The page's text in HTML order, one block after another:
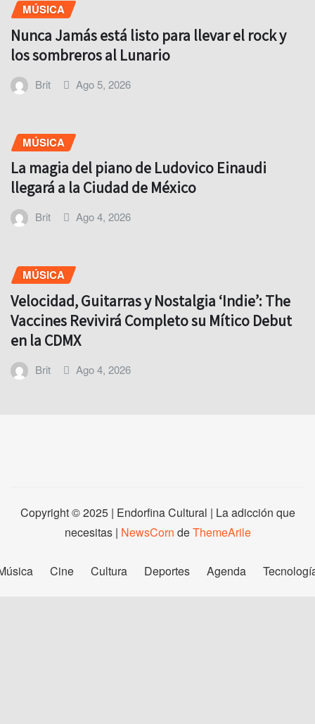
MÚSICA
Nunca Jamás está listo para llevar el rock y
los sombreros al Lunario
Brit Ago 5, 2026
MÚSICA
La magia del piano de Ludovico Einaudi
llegará a la Ciudad de México
Brit Ago 4, 2026
MÚSICA
Velocidad, Guitarras y Nostalgia ‘Indie’: The
Vaccines Revivirá Completo su Mítico Debut
en la CDMX
Brit Ago 4, 2026
Copyright © 2025 | Endorfina Cultural | La adicción que
necesitas | NewsCorn deThemeArile
Cine Cultura Deportes Agenda